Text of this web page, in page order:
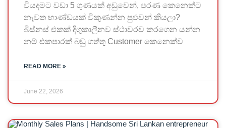
වියදමට වඩා 5 ගුණයක් අඩුවෙන්, පරණ කෙනෙක්ට
නැවත භාණ්ඩයක් විකුණන්න පුළුවන් කියලා?
බිස්නස් එකක් දිගුකාලීනව ස්ථාවරව කරගෙන යන්න
නම් එකපාරක් බඩු ගත්තු Customer කෙනෙක්ව
READ MORE »
June 22, 2026